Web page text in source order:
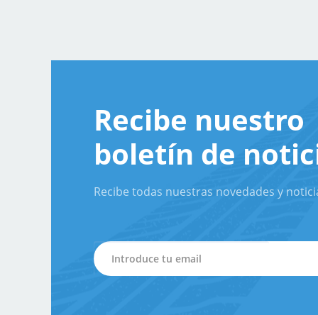
Recibe nuestro
boletín de
Recibe todas nuestras novedades y